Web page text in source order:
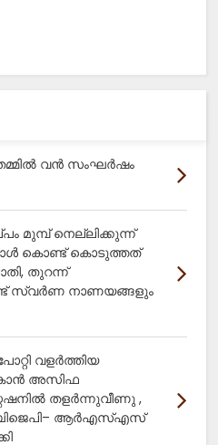
വൻ സംഘർഷം
മുമ്പ് നെല്ലിക്കുന്ന്
കൊണ്ട് കൊടുത്തത്
തുറന്ന്
സ്വർണ നാണയങ്ങളും
വളർത്തിയ
അസിഫ
തളർന്നുവീണു ,
ആർഎസ്എസ്